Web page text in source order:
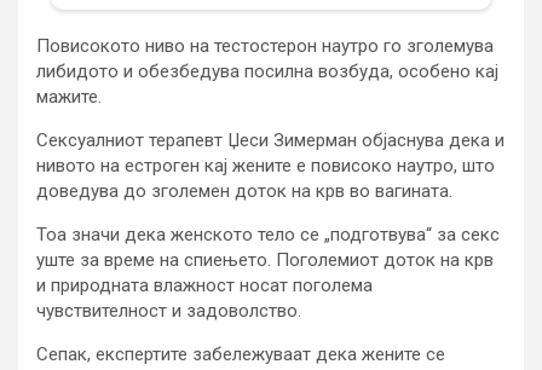
Повисокото ниво на тестостерон наутро го зголемува
либидото и обезбедува посилна возбуда, особено кај
мажите.
Сексуалниот терапевт Џеси Зимерман објаснува дека и
нивото на естроген кај жените е повисоко наутро, што
доведува до зголемен доток на крв во вагината.
Тоа значи дека женското тело се „подготвува“ за секс
уште за време на спиењето. Поголемиот доток на крв
и природната влажност носат поголема
чувствителност и задоволство.
Сепак, експертите забележуваат дека жените се